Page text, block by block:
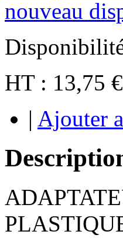
nouveau
HT : 13,75 €
| Ajouter